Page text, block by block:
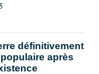
définitivement
après